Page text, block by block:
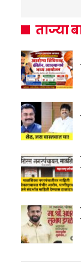
ताज्या